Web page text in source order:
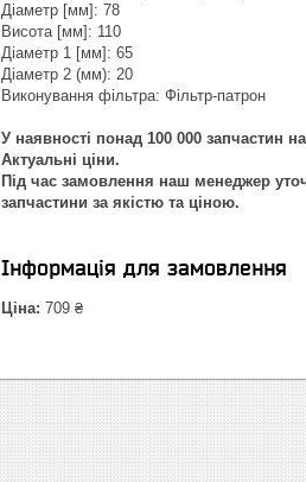
Діаметр [мм]: 78
Висота [мм]: 110
Діаметр 1 [мм]: 65
Діаметр 2 (мм): 20
Виконування фільтра: Фільтр-патрон
У наявності понад 100 000 запчастин
Актуальні ціни.
Під час замовлення наш менеджер
запчастини за якістю та ціною.
Інформація для замовлення
Ціна: 709 ₴